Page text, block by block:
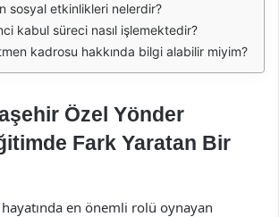
sosyal etkinlikleri nelerdir?
kabul süreci nasıl işlemektedir?
kadrosu hakkında bilgi alabilir miyim?
Özel Yönder
Fark Yaratan Bir
en önemli rolü oynayan